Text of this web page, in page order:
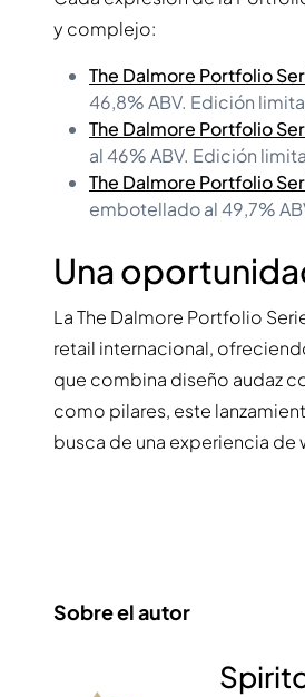
y complejo:
The Dalmore Portfolio
46,8% ABV. Edición
The Dalmore Portfolio
al 46% ABV. Edición
The Dalmore Portfolio
embotellado al 49,7%
Una
La The Dalmore Portfolio
retail internacional,
que combina diseño audaz
como pilares, este
busca de una experiencia
Sobre el autor